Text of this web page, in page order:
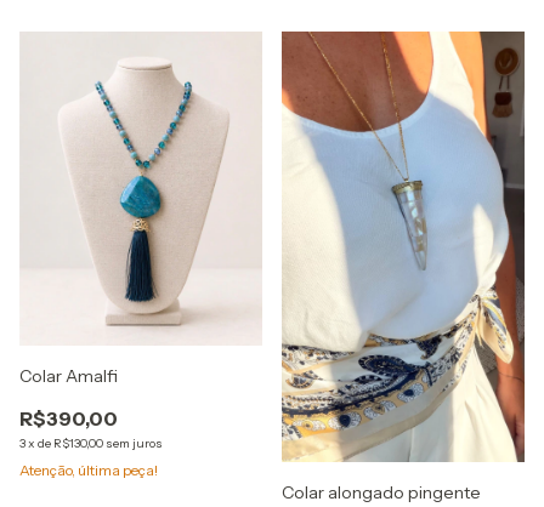
Colar Amalfi
R$390,00
3x de R$130,00 sem juros
Atenção, última peça!
Colar alongado pingente